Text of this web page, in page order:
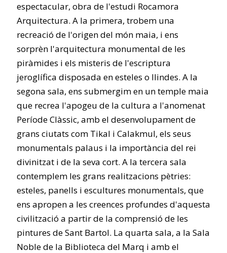
espectacular, obra de l'estudi Rocamora
Arquitectura. A la primera, trobem una
recreació de l'origen del món maia, i ens
sorprèn l'arquitectura monumental de les
piràmides i els misteris de l'escriptura
jeroglífica disposada en esteles o llindes. A la
segona sala, ens submergim en un temple maia
que recrea l'apogeu de la cultura a l'anomenat
Període Clàssic, amb el desenvolupament de
grans ciutats com Tikal i Calakmul, els seus
monumentals palaus i la importància del rei
divinitzat i de la seva cort. A la tercera sala
contemplem les grans realitzacions pètries:
esteles, panells i escultures monumentals, que
ens apropen a les creences profundes d'aquesta
civilització a partir de la comprensió de les
pintures de Sant Bartol. La quarta sala, a la Sala
Noble de la Biblioteca del Marq i amb el